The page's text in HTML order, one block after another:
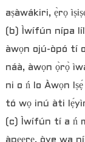
aṣàwákiri, ẹ̀rọ
(b) Ìwífún nípa
àwọn ojú-òpó tí
náà, àwọn ọ̀rọ̀
ni o ń lo Àwọn
tó wọ inú àti
(c) Ìwífún tí a ń
àpẹẹrẹ, òye wa